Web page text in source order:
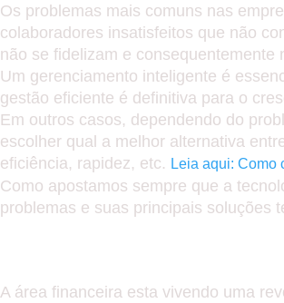
Os problemas mais comuns nas
colaboradores insatisfeitos que não
não se fidelizam e
Um gerenciamento inteligente é
gestão eficiente é definitiva para o
Em outros casos, dependendo do
escolher qual a melhor alternativa
eficiência, rapidez, etc. Leia aqui: Como
Como apostamos sempre que a
problemas e suas principais soluções
A área financeira esta vivendo uma